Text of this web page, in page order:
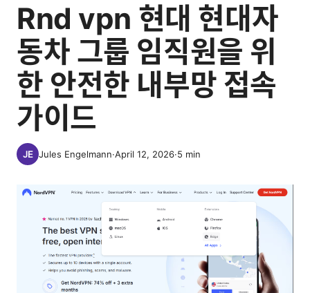
Rnd vpn 현대 현대자
동차 그룹 임직원을 위
한 안전한 내부망 접속
가이드
Jules Engelmann·April 12, 2026·5 min